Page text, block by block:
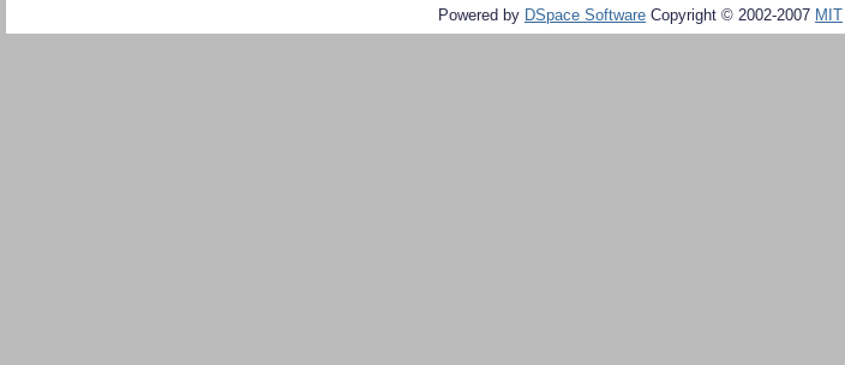
Powered by DSpace Software Copyright © 2002-2007 MIT